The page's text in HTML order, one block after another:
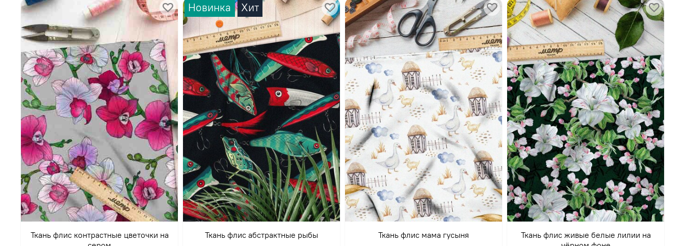
Ткань флис контрастные цветочки на
Новинка Хит
Ткань флис абстрактные рыбы Ткань флис мама гусыня
Ткань флис живые белые лилии на